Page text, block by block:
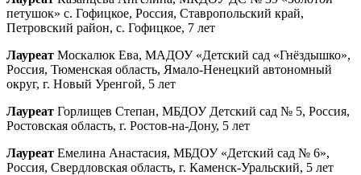
петушок» с. Гофицкое, Россия, Ставропольский край,
Петровский район, с. Гофицкое, 7 лет
Лауреат Москалюк Ева, МАДОУ «Детский сад «Гнёздышко»,
Россия, Тюменская область, Ямало-Ненецкий автономный
округ, г. Новый Уренгой, 5 лет
Лауреат Горлищев Степан, МБДОУ Детский сад № 5, Россия,
Ростовская область, г. Ростов-на-Дону, 5 лет
Лауреат Емелина Анастасия, МБДОУ «Детский сад № 6»,
Россия, Свердловская область, г. Каменск-Уральский, 5 лет